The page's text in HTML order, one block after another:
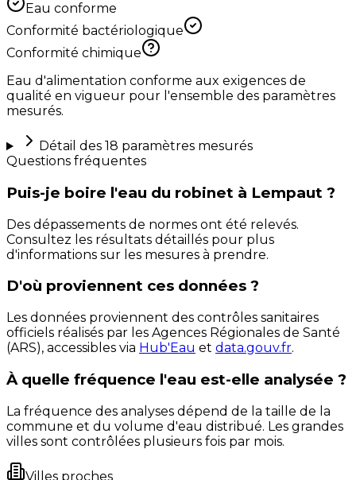
Eau conforme
Conformité bactériologique
Conformité chimique
Eau d'alimentation conforme aux exigences de
qualité en vigueur pour l'ensemble des paramètres
mesurés.
Détail des 18 paramètres mesurés
Questions fréquentes
Puis-je boire l'eau du robinet à Lempaut ?
Des dépassements de normes ont été relevés.
Consultez les résultats détaillés pour plus
d'informations sur les mesures à prendre.
D'où proviennent ces données ?
Les données proviennent des contrôles sanitaires
officiels réalisés par les Agences Régionales de Santé
(ARS), accessibles via Hub'Eau et data.gouv.fr.
À quelle fréquence l'eau est-elle analysée ?
La fréquence des analyses dépend de la taille de la
commune et du volume d'eau distribué. Les grandes
villes sont contrôlées plusieurs fois par mois.
Villes proches